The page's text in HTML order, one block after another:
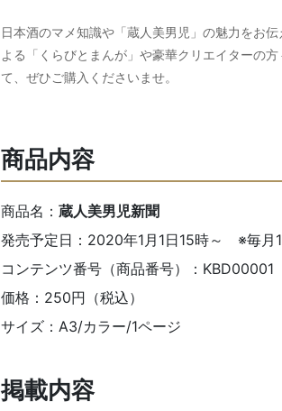
日本酒のマメ知識や「蔵人美男児」の魅力をお
よる「くらびとまんが」や豪華クリエイターの
て、ぜひご購入くださいませ。
商品内容
商品名： 蔵人美男児新聞
発売予定日：2020年1月1日15時～ ※毎月
コンテンツ番号（商品番号）：KBD00001
価格：250円（税込）
サイズ：A3/カラー/1ページ
掲載内容